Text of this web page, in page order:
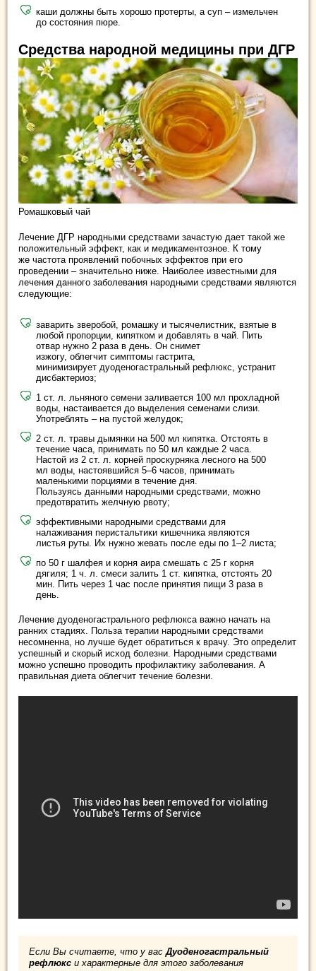
каши должны быть хорошо протерты, а суп – измельчен
до состояния пюре.
Средства народной медицины при ДГР
Ромашковый чай
Лечение ДГР народными средствами зачастую дает такой же
положительный эффект, как и медикаментозное. К тому
же частота проявлений побочных эффектов при его
проведении – значительно ниже. Наиболее известными для
лечения данного заболевания народными средствами являются
следующие:
заварить зверобой, ромашку и тысячелистник, взятые в
любой пропорции, кипятком и добавлять в чай. Пить
отвар нужно 2 раза в день. Он снимет
изжогу, облегчит симптомы гастрита,
минимизирует дуоденогастральный рефлюкс, устранит
дисбактериоз;
1 ст. л. льняного семени заливается 100 мл прохладной
воды, настаивается до выделения семенами слизи.
Употреблять – на пустой желудок;
2 ст. л. травы дымянки на 500 мл кипятка. Отстоять в
течение часа, принимать по 50 мл каждые 2 часа.
Настой из 2 ст. л. корней проскурняка лесного на 500
мл воды, настоявшийся 5–6 часов, принимать
маленькими порциями в течение дня.
Пользуясь данными народными средствами, можно
предотвратить желчную рвоту;
эффективными народными средствами для
налаживания перистальтики кишечника являются
листья руты. Их нужно жевать после еды по 1–2 листа;
по 50 г шалфея и корня аира смешать с 25 г корня
дягиля; 1 ч. л. смеси залить 1 ст. кипятка, отстоять 20
мин. Пить через 1 час после принятия пищи 3 раза в
день.
Лечение дуоденогастрального рефлюкса важно начать на
ранних стадиях. Польза терапии народными средствами
несомненна, но лучше будет обратиться к врачу. Это определит
успешный и скорый исход болезни. Народными средствами
можно успешно проводить профилактику заболевания. А
правильная диета облегчит течение болезни.
Если Вы считаете, что у васДуоденогастральный
рефлюкс и характерные для этого заболевания